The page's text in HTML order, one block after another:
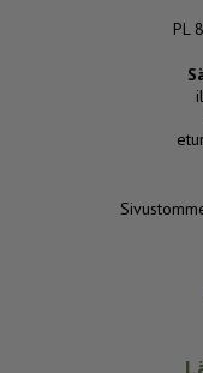
PL